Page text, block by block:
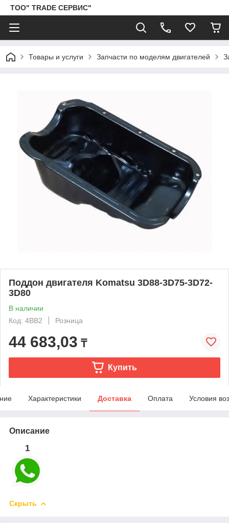
ТОО" TRADE СЕРВИС"
Товары и услуги Запчасти по моделям двигателей
Поддон двигателя Komatsu 3D88-3D75-3D72-
3D80
В наличии
Код: 4BB2
Розница
44 683,03 ₸
Купить
Характеристики Доставка Оплата Условия
Описание
1
Скрыть